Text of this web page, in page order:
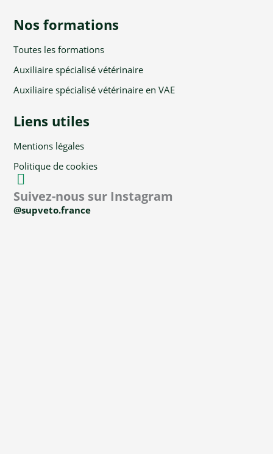
Nos formations
Toutes les formations
Auxiliaire spécialisé vétérinaire
Auxiliaire spécialisé vétérinaire en VAE
Liens utiles
Mentions légales
Politique de cookies
Suivez-nous sur Instagram
@supveto.france